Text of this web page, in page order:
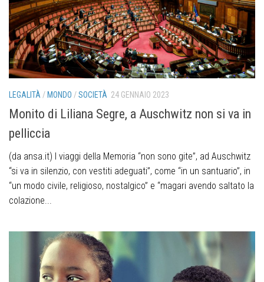
LEGALITÀ / MONDO /SOCIETÀ 24 GENNAIO 2023
Monito di Liliana Segre, a Auschwitz non si va in
pelliccia
(da ansa.it) I viaggi della Memoria “non sono gite”, ad Auschwitz
“si va in silenzio, con vestiti adeguati”, come “in un santuario”, in
“un modo civile, religioso, nostalgico” e “magari avendo saltato la
colazione...